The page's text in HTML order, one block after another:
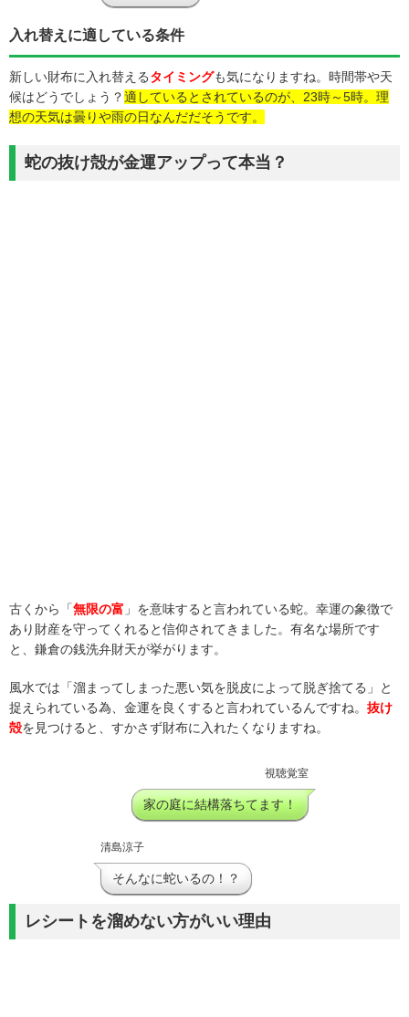
入れ替えに適している条件
新しい財布に入れ替えるタイミングも気になりますね。時間帯や天
候はどうでしょう？適しているとされているのが、23時～5時。理
想の天気は曇りや雨の日なんだだそうです。
蛇の抜け殻が金運アップって本当？
古くから「無限の富 」を意味すると言われている蛇。幸運の象徴で
あり財産を守ってくれると信仰されてきました。有名な場所です
と、鎌倉の銭洗弁財天が挙がります。
風水では「溜まってしまった悪い気を脱皮によって脱ぎ捨てる」と
捉えられている為、金運を良くすると言われているんですね。 抜け
殻を見つけると、すかさず財布に入れたくなりますね。
視聴覚室
家の庭に結構落ちてます！
清島涼子
そんなに蛇いるの！？
レシートを溜めない方がいい理由